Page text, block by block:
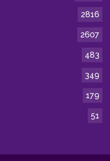
2816
2607
483
349
179
51